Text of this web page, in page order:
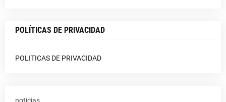
POLÍTICAS DE PRIVACIDAD
POLITICAS DE PRIVACIDAD